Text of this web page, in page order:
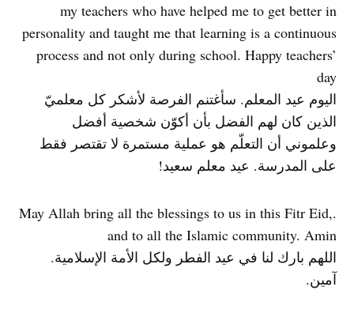
my teachers who have helped me to get better in
personality and taught me that learning is a continuous
process and not only during school. Happy teachers’
day
اليوم عيد المعلم. سأغتنم الفرصة لأشكر كل معلميّ
الذين كان لهم الفضل بأن أكوّن شخصية أفضل
وعلموني أن التعلّم هو عملية مستمرة لا تقتصر فقط
على المدرسة. عيد معلم سعيد!
.May Allah bring all the blessings to us in this Fitr Eid,
and to all the Islamic community. Amin
اللهم بارك لنا في عيد الفطر ولكل الأمة الإسلامية.
آمين.